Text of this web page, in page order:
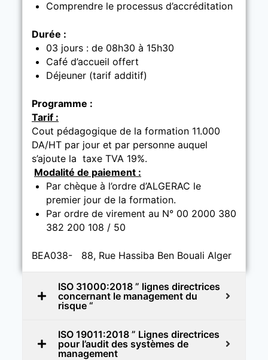
Comprendre le processus d’accréditation
Durée :
03 jours : de 08h30 à 15h30
Café d’accueil offert
Déjeuner (tarif additif)
Programme :
Tarif :
Cout pédagogique de la formation 11.000
DA/HT par jour et par personne auquel
s’ajoute la taxe TVA 19%.
Modalité de paiement :
Par chèque à l’ordre d’ALGERAC le
premier jour de la formation.
Par ordre de virement au N° 00 2000 380
382 200 108 / 50
BEA038- 88, Rue Hassiba Ben Bouali Alger
ISO 31000:2018 ” lignes directrices
concernant le management du
risque “
ISO 19011:2018 ” Lignes directrices
pour l’audit des systèmes de
management